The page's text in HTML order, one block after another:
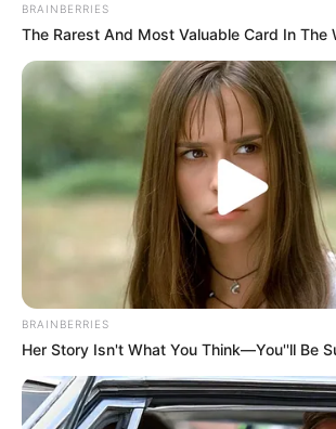
BRAINBERRIES
The Rarest And Most Valuable Card In The
BRAINBERRIES
Her Story Isn't What You Think—You''ll Be